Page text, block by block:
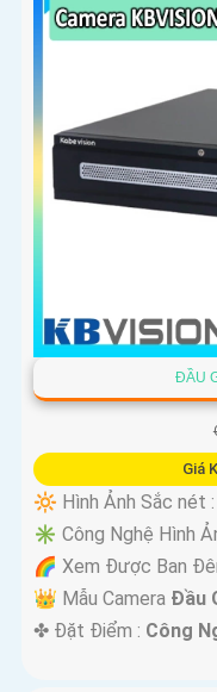
ĐẦU
Giá
🔆 Hình Ảnh Sắc nét :
✳️ Công Nghệ Hình
🌈 Xem Được Ban
👑 Mẫu Camera Đầu
️✤ Đặt Điểm : Công